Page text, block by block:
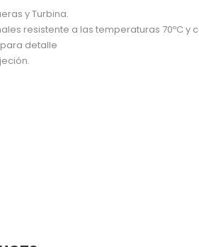
y Turbina.
resistente a las temperaturas 70ºC y
detalle